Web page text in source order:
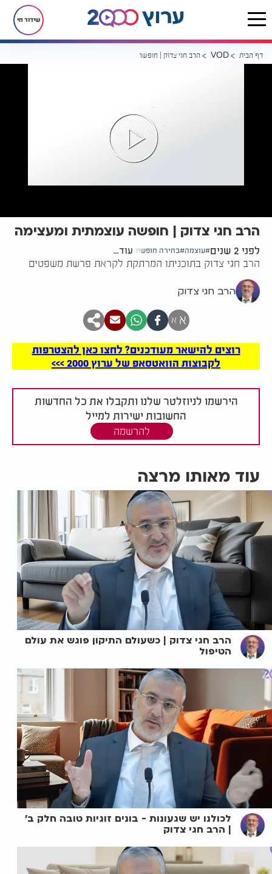
שידור חי
דף הבית VOD הרב חגי צדוק | חופשה עוצמתית ומעצימה
הרב חגי צדוק | חופשה עוצמתית ומעצימה
לפני 2 שנים עוצמה בחירה חופשית עוד...
הרב חגי צדוק בתוכניתו המרתקת לקראת פרשת משפטים
הרב חגי צדוק
א א
רוצים להישאר מעודכנים? לחצו כאן להצטרפות
לקבוצות הוואטסאפ של ערוץ 2000 >>>
הירשמו לניוזלטר שלנו ותקבלו את כל החדשות
החשובות ישירות למייל
להרשמה
עוד מאותו מרצה
הרב חגי צדוק | כשעולם התיקון פוגש את עולם
הטיפול
לכולנו יש שגעונות - בונים זוגיות טובה חלק ב'
| הרב חגי צדוק